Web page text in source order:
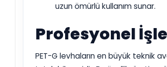
uzun ömürlü kullanım sunar.
Profesyonel
PET-G levhaların en büyük teknik